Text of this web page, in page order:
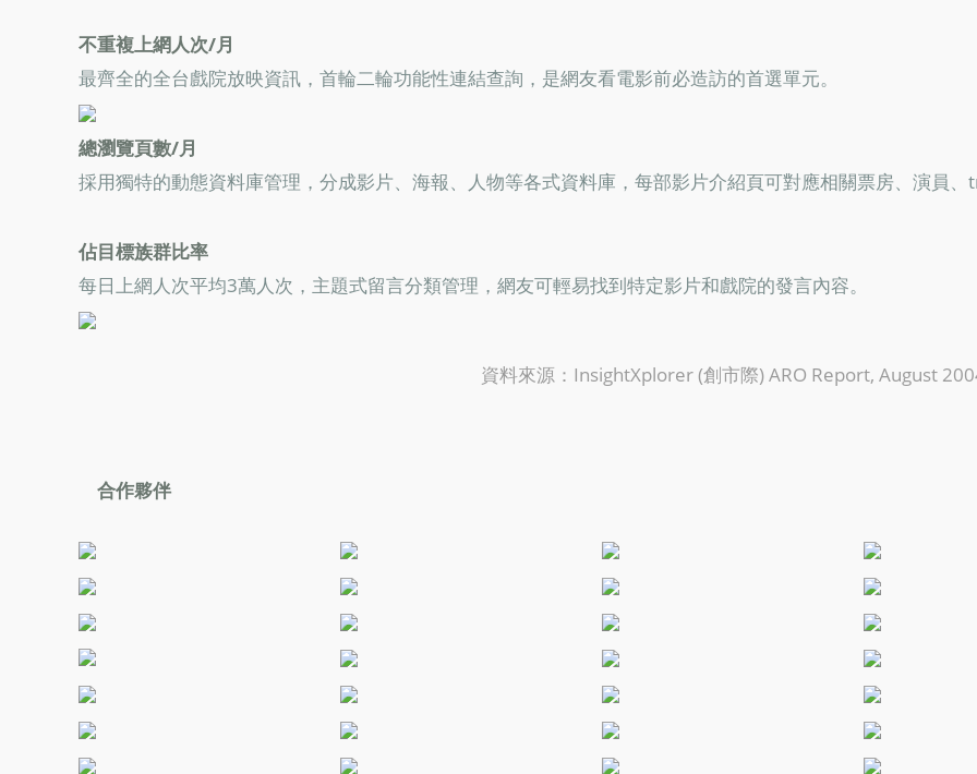
不重複上網人次/月
最齊全的全台戲院放映資訊，首輪二輪功能性連結查詢，是網友看電影前必造訪的首選單元。
總瀏覽頁數/月
採用獨特的動態資料庫管理，分成影片、海報、人物等各式資料庫，每部影片介紹頁可對應相關票房、演員、
佔目標族群比率
每日上網人次平均3萬人次，主題式留言分類管理，網友可輕易找到特定影片和戲院的發言內容。
資料來源：InsightXplorer (創市際) ARO Report, August
合作夥伴